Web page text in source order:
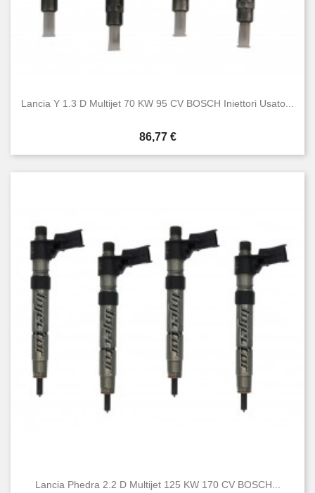
Lancia Y 1.3 D Multijet 70 KW 95 CV BOSCH Iniettori Usato...
Prezzo
86,77 €
Lancia Phedra 2.2 D Multijet 125 KW 170 CV BOSCH...